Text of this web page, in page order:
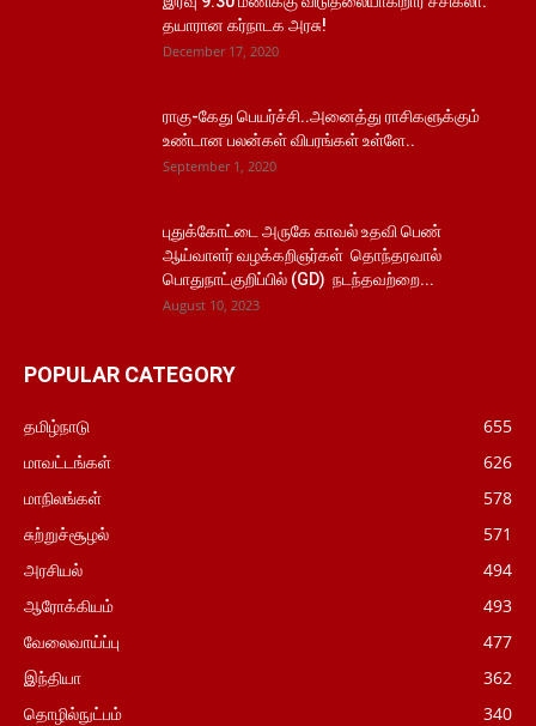
தயாரான கர்நாடக அரசு!
December 17, 2020
ராகு-கேது பெயர்ச்சி..அனைத்து ராசிகளுக்கும்
உண்டான பலன்கள் விபரங்கள் உள்ளே..
September 1, 2020
புதுக்கோட்டை அருகே காவல் உதவி பெண்
ஆய்வாளர் வழக்கறிஞர்கள் தொந்தரவால்
பொதுநாட்குறிப்பில் (GD) நடந்தவற்றை...
August 10, 2023
POPULAR CATEGORY
தமிழ்நாடு
655
மாவட்டங்கள்
626
மாநிலங்கள்
578
சுற்றுச்சூழல்
571
அரசியல்
494
ஆரோக்கியம்
493
வேலைவாய்ப்பு
477
இந்தியா
362
தொழில்நுட்பம்
340